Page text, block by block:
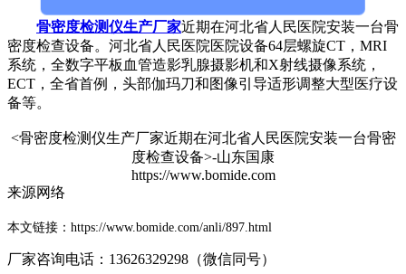
骨密度检测仪生产厂家近期在河北省人民医院安装一台骨
密度检查设备。 河北省人民医院医院设备64层螺旋CT，MRI
系统，全数字平板血管造影乳腺摄影机和X射线摄像系统，
ECT，全省首例，头部伽玛刀和图像引导适形调整大型医疗设
备等。
<骨密度检测仪生产厂家近期在河北省人民医院安装一台骨密
度检查设备>-山东国康
https://www.bomide.com
来源网络
本文链接：https://www.bomide.com/anli/897.html
厂家咨询电话：13626329298（微信同号）